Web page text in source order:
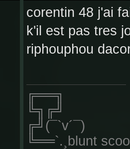
corentin 48 j'ai
k'il est pas tres
riphouphou
╔══╗
╚╗╔╝
╔╝(¯`v´¯)
╚══`.¸blunt